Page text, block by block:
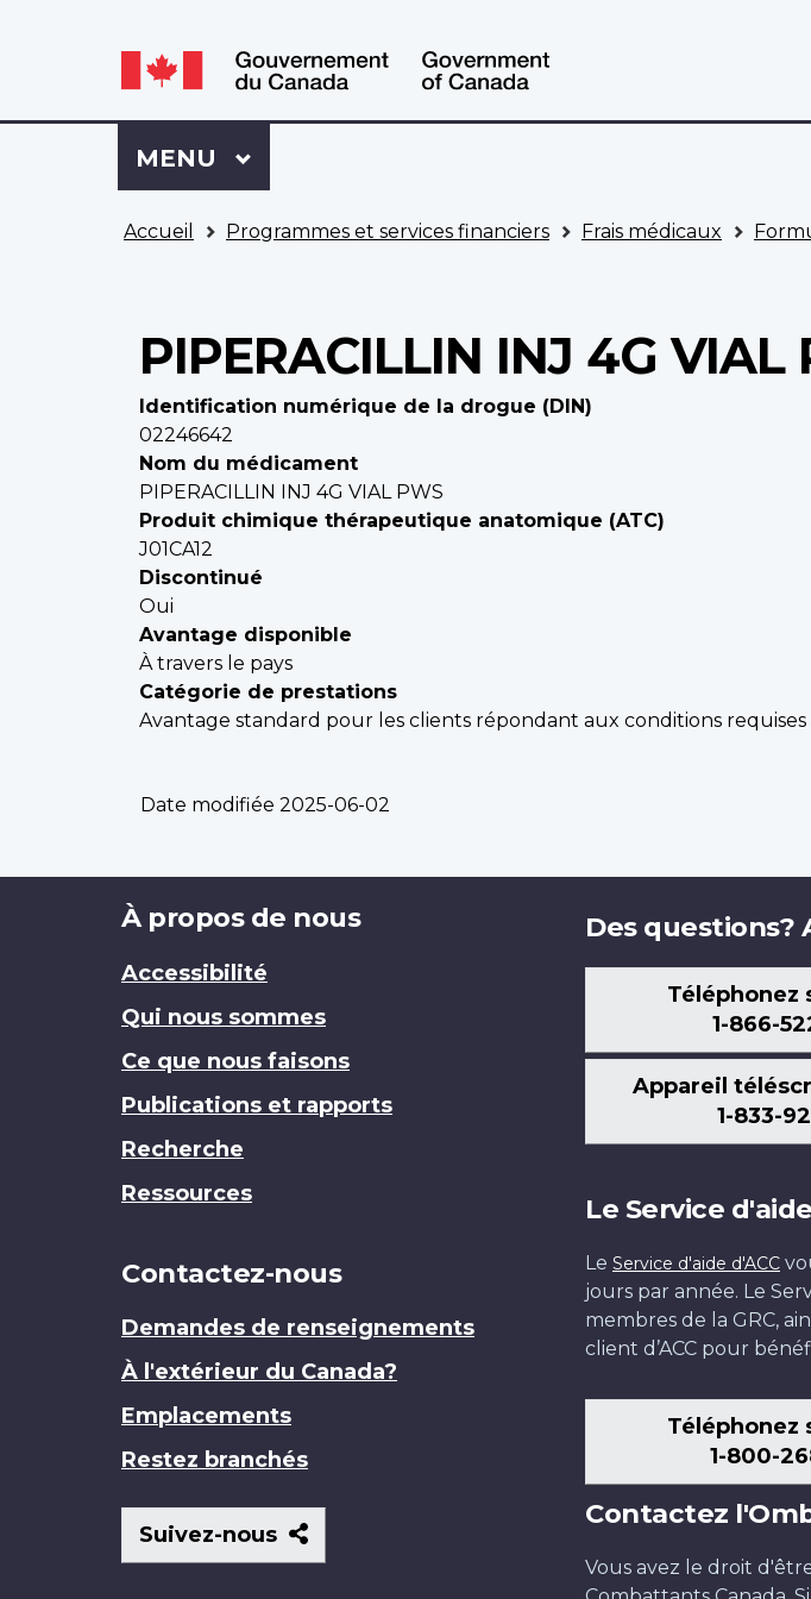
Language
switcher
Language
switcher
Se
connecter
à
Dossier
Menu
MENU PRINCIPAL
Accueil Programmes et services financiers Frais médicaux
PIPERACILLIN INJ 4G VIAL
Identification numérique de la drogue (DIN)
02246642
Nom du médicament
PIPERACILLIN INJ 4G VIAL PWS
Produit chimique thérapeutique anatomique (ATC)
J01CA12
Discontinué
Oui
Avantage disponible
À travers le pays
Catégorie de prestations
Avantage standard pour les clients répondant aux conditions requises
Date modifiée 2025-06-02
Brand
À propos de nous
Accessibilité
Qui nous sommes
Ce que nous faisons
Publications et rapports
Recherche
Ressources
Contactez-nous
Demandes de renseignements
À l'extérieur du Canada?
Emplacements
Restez branchés
Suivez-nous
Suivez-
nous
Des questions?
Téléphonez
1-866-
Appareil
1-833-
Le Service
Le Service d'aide d'ACC
jours par année. Le
membres de la GRC,
client d’ACC pour
Téléphonez
1-800-
Contactez
Vous avez le droit